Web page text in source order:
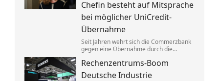
Chefin besteht auf Mitsprache
bei möglicher UniCredit-
Übernahme
Seit Jahren wehrt sich die Commerzbank
gegen eine Übernahme durch die
kräftiger Gewinnsprung sorgt für neues
Selbstbewusstsein.
Rechenzentrums-Boom
Deutsche Industrie